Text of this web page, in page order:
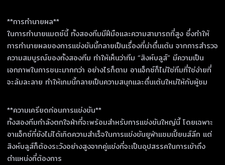
**การทำนายผล**
ในการทำนายแมตช์นี้ ทั้งสองทีมมีฝีมือและความสามารถที่สูง ซึ่งทำให้
การทำนายผลของการแข่งขันนี้กลายเป็นเรื่องที่น่าตื่นเต้น จากการสำรวจ
ความสมบูรณ์ของทั้งสองทีม ทำให้เห็นว่าทีม “สิงห์บลูส์” มีความเป็น
เอกภาพในการชนะมากกว่า อย่างไรก็ตาม อาแจ็กซ์ก็ไม่ใช่ทีมที่ใช่ง่ายที่
จะล้มละลาย ทำให้เกมนี้กลายเป็นความสนุกและตื่นเต้นใหม่ให้กับผู้ชม
**ความเครียดก่อนการแข่งขัน**
ทั้งสองทีมกำลังตกใจฝ่าที่จะพร้อมสำหรับการแข่งขันใหญ่นี้ โดยเฉพาะ
อาแจ็กซ์ที่ยังไม่ได้เกิดความสำเร็จในการแข่งขันยูฟ่าแชมเปี้ยนส์ลีก แต่
สิงห์บลูส์ก็ต้องระวังอย่างสูงจากคู่แข่งที่จะเป็นอุปสรรคในการเข้าถึง
ตำแหน่งที่ต้องการ